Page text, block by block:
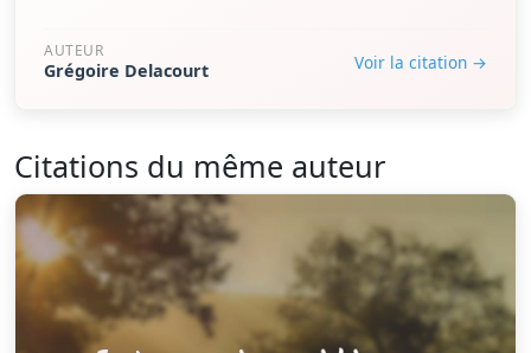
AUTEUR
Grégoire Delacourt Voir la citation →
Citations du même auteur